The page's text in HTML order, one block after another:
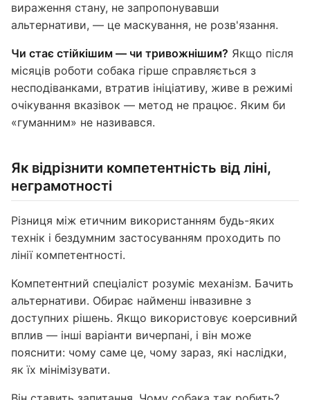
вираження стану, не запропонувавши
альтернативи, — це маскування, не розв'язання.
Чи стає стійкішим — чи тривожнішим? Якщо після
місяців роботи собака гірше справляється з
несподіванками, втратив ініціативу, живе в режимі
очікування вказівок — метод не працює. Яким би
«гуманним» не називався.
Як відрізнити компетентність від ліні,
неграмотності
Різниця між етичним використанням будь-яких
технік і бездумним застосуванням проходить по
лінії компетентності.
Компетентний спеціаліст розуміє механізм. Бачить
альтернативи. Обирає найменш інвазивне з
доступних рішень. Якщо використовує коерсивний
вплив — інші варіанти вичерпані, і він може
пояснити: чому саме це, чому зараз, які наслідки,
як їх мінімізувати.